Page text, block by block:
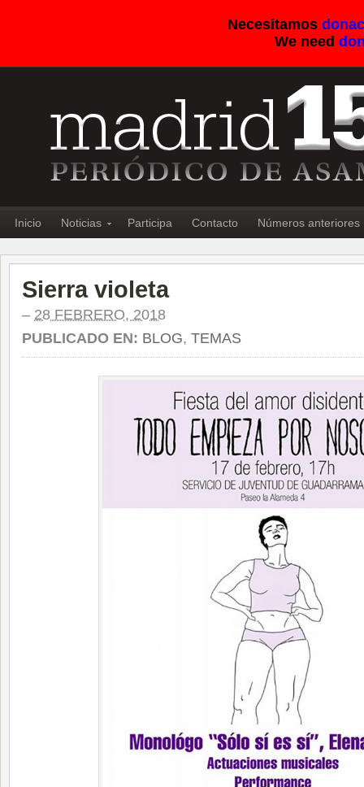
Necesitamos
We need
Inicio Noticias Participa Contacto Números anteriores
Sierra violeta
– 28 FEBRERO, 2018
PUBLICADO EN: BLOG, TEMAS